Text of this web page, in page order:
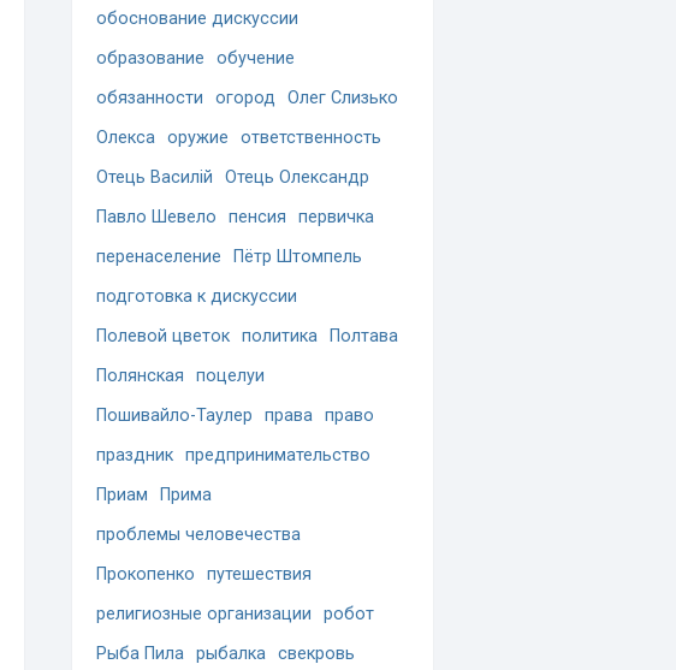
обоснование дискуссии
образование
обучение
обязанности
огород
Олег Слизько
Олекса оружие
ответственность
Отець Василій
Отець Олександр
Павло Шевело
пенсия
первичка
перенаселение
Пётр Штомпель
подготовка к дискуссии
Полевой цветок политика
Полтава
Полянская
поцелуи
Пошивайло-Таулер
права право
праздник предпринимательство
Приам
Прима
проблемы человечества
Прокопенко
путешествия
религиозные организации
робот
Рыба Пила рыбалка свекровь